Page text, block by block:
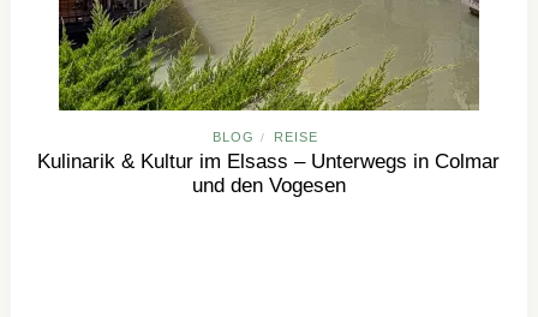
BLOG / REISE
Kulinarik & Kultur im Elsass – Unterwegs in Colmar
und den Vogesen